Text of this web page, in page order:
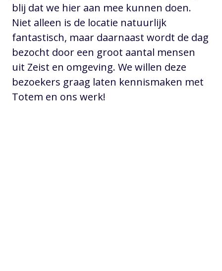
blij dat we hier aan mee kunnen doen.
Niet alleen is de locatie natuurlijk
fantastisch, maar daarnaast wordt de dag
bezocht door een groot aantal mensen
uit Zeist en omgeving. We willen deze
bezoekers graag laten kennismaken met
Totem en ons werk!